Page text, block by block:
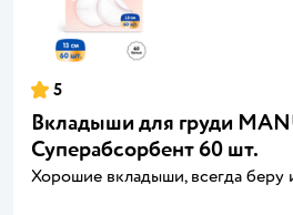
5
Вкладыши для груди
Суперабсорбент 60 шт.
Хорошие вкладыши, всегда беру